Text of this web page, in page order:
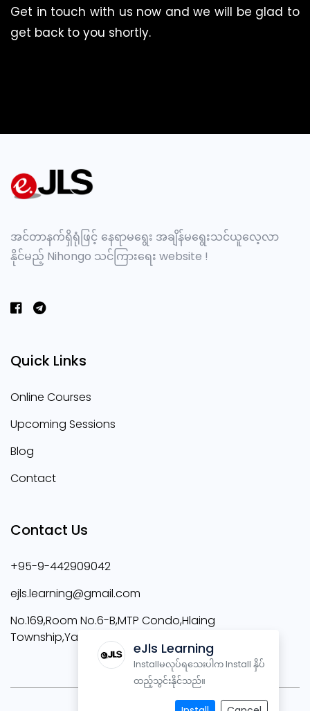
eJls Learning
Installမလုပ်ရသေးပါက Install နှိပ်
ထည့်သွင်းနိုင်သည်။
Get in touch with us now and we will be glad to
get back to you shortly.
အင်တာနက်ရှိရုံဖြင့် နေရာမရွေး အချိန်မရွေးသင်ယူလေ့လာ
နိုင်မည့် Nihongo သင်ကြားရေး website !
Quick Links
Online Courses
Upcoming Sessions
Blog
Contact
Contact Us
+95-9-442909042
ejls.learning@gmail.com
No.169,Room No.6-B,MTP Condo,Hlaing
Township,Yangon